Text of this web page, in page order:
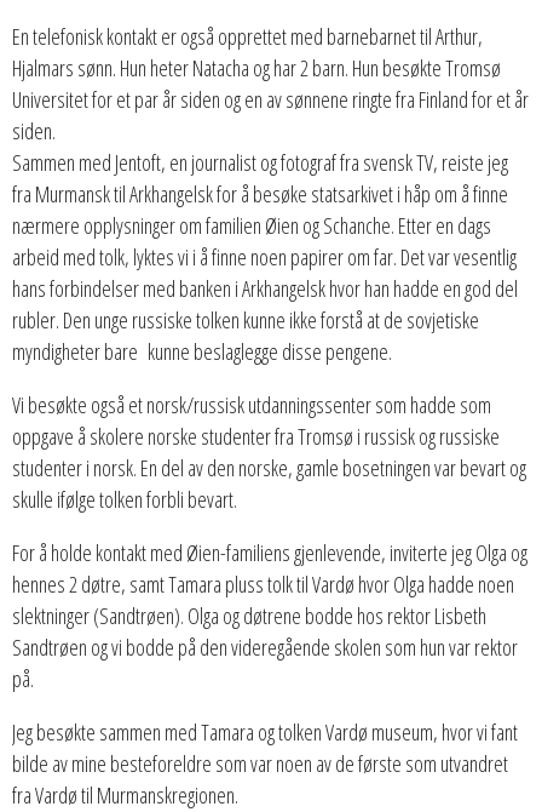
En telefonisk kontakt er også opprettet med barnebarnet til Arthur,
Hjalmars sønn. Hun heter Natacha og har 2 barn. Hun besøkte Tromsø
Universitet for et par år siden og en av sønnene ringte fra Finland for et år
siden.
Sammen med Jentoft, en journalist og fotograf fra svensk TV, reiste jeg
fra Murmansk til Arkhangelsk for å besøke statsarkivet i håp om å finne
nærmere opplysninger om familien Øien og Schanche. Etter en dags
arbeid med tolk, lyktes vi i å finne noen papirer om far. Det var vesentlig
hans forbindelser med banken i Arkhangelsk hvor han hadde en god del
rubler. Den unge russiske tolken kunne ikke forstå at de sovjetiske
myndigheter bare kunne beslaglegge disse pengene.
Vi besøkte også et norsk/russisk utdanningssenter som hadde som
oppgave å skolere norske studenter fra Tromsø i russisk og russiske
studenter i norsk. En del av den norske, gamle bosetningen var bevart og
skulle ifølge tolken forbli bevart.
For å holde kontakt med Øien-familiens gjenlevende, inviterte jeg Olga og
hennes 2 døtre, samt Tamara pluss tolk til Vardø hvor Olga hadde noen
slektninger (Sandtrøen). Olga og døtrene bodde hos rektor Lisbeth
Sandtrøen og vi bodde på den videregående skolen som hun var rektor
på.
Jeg besøkte sammen med Tamara og tolken Vardø museum, hvor vi fant
bilde av mine besteforeldre som var noen av de første som utvandret
fra Vardø til Murmanskregionen.